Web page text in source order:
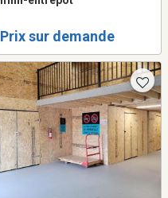
Prix sur demande